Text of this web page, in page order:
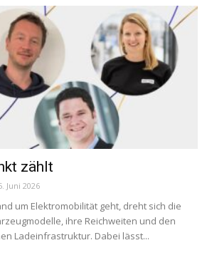
zählt
Juni 2026
um Elektromobilität geht, dreht sich die
ihre Reichweiten und den
Ladeinfrastruktur. Dabei lässt...